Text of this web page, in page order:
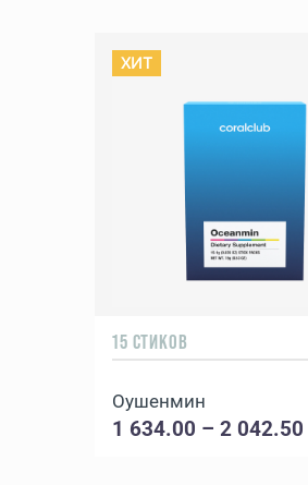
ХИТ
15 СТИКОВ
Оушенмин
1 634.00 – 2